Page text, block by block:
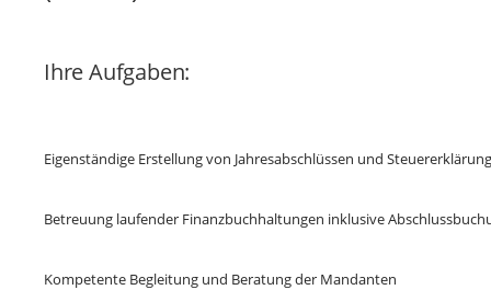
Ihre Aufgaben:
Eigenständige Erstellung von Jahresabschlüssen und
Betreuung laufender Finanzbuchhaltungen inklusive
Kompetente Begleitung und Beratung der Mandanten